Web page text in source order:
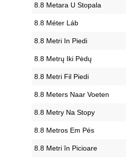
‎8.8 Metara U Stopala
‎8.8 Méter Láb
‎8.8 Metri In Piedi
‎8.8 Metrų Iki Pėdų
‎8.8 Metri Fil Piedi
‎8.8 Meters Naar Voeten
‎8.8 Metry Na Stopy
‎8.8 Metros Em Pés
‎8.8 Metri în Picioare